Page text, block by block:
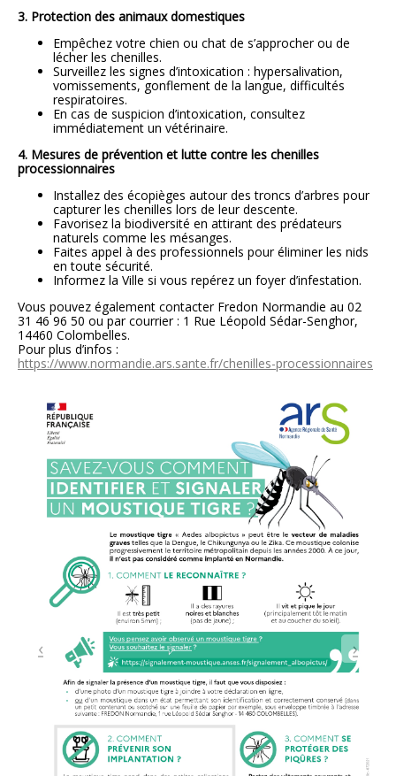
3. Protection des animaux domestiques
Empêchez votre chien ou chat de s’approcher ou de
lécher les chenilles.
Surveillez les signes d’intoxication : hypersalivation,
vomissements, gonflement de la langue, difficultés
respiratoires.
En cas de suspicion d’intoxication, consultez
immédiatement un vétérinaire.
4. Mesures de prévention et lutte contre les chenilles
processionnaires
Installez des écopièges autour des troncs d’arbres pour
capturer les chenilles lors de leur descente.
Favorisez la biodiversité en attirant des prédateurs
naturels comme les mésanges.
Faites appel à des professionnels pour éliminer les nids
en toute sécurité.
Informez la Ville si vous repérez un foyer d’infestation.
Vous pouvez également contacter Fredon Normandie au 02
31 46 96 50 ou par courrier : 1 Rue Léopold Sédar-Senghor,
14460 Colombelles.
Pour plus d’infos :
https://www.normandie.ars.sante.fr/chenilles-processionnaires